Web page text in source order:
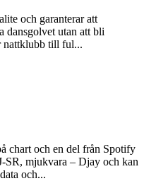
och garanterar att
dansgolvet utan att bli
nattklubb till ful...
chart och en del från Spotify
SR, mjukvara – Djay och kan
och...